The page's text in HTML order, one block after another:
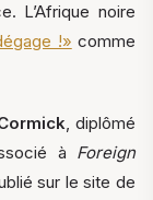
L’Afrique noire
!» comme
, diplômé
à Foreign
sur le site de